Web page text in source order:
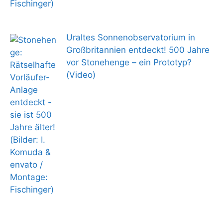
Uraltes Sonnenobservatorium in
Großbritannien entdeckt! 500 Jahre
vor Stonehenge – ein Prototyp?
(Video)